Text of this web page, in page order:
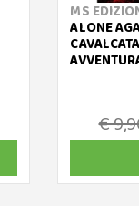
MS
ALONE
€